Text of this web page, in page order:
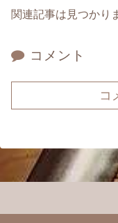
関連記事は見つかり
コメント
コ